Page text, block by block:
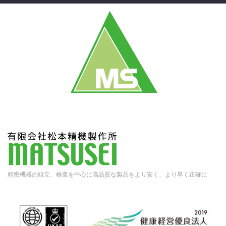
精密機器の組立、検査を中心に高品質な製品をより安く、より早く正確に